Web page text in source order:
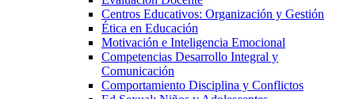
Centros Educativos: Organización y Gestión
Ética en Educación
Motivación e Inteligencia Emocional
Competencias Desarrollo Integral y
Comunicación
Comportamiento Disciplina y Conflictos